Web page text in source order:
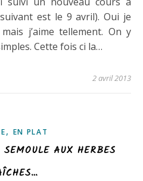
est le 9 avril). Oui je
j’aime tellement. On y
Cette fois ci la…
2 avril 2013
, EN PLAT
AUX HERBES